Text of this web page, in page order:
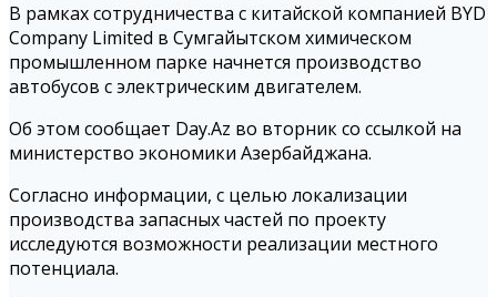
В рамках сотрудничества с китайской компанией BYD
Company Limited в Сумгайытском химическом
промышленном парке начнется производство
автобусов с электрическим двигателем.
Об этом сообщает Day.Az во вторник со ссылкой на
министерство экономики Азербайджана.
Согласно информации, с целью локализации
производства запасных частей по проекту
исследуются возможности реализации местного
потенциала.